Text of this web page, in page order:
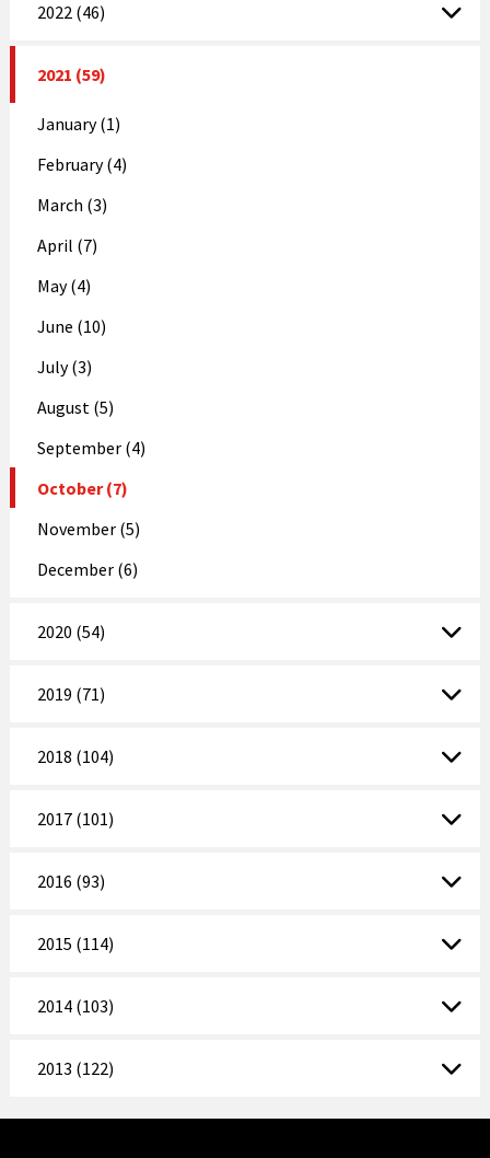
2022 (46)
2021 (59)
January (1)
February (4)
March (3)
April (7)
May (4)
June (10)
July (3)
August (5)
September (4)
October (7)
November (5)
December (6)
2020 (54)
2019 (71)
2018 (104)
2017 (101)
2016 (93)
2015 (114)
2014 (103)
2013 (122)